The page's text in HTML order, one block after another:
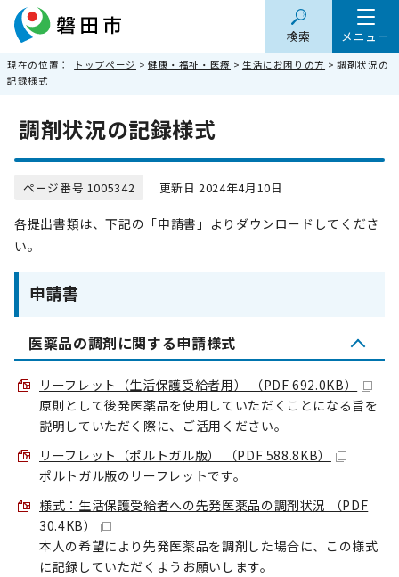
メニュー
検索
現在の位置： トップページ > 健康・福祉・医療 > 生活にお困りの方 > 調剤状況の
記録様式
調剤状況の記録様式
ページ番号 1005342 更新日 2024年4月10日
各提出書類は、下記の「申請書」よりダウンロードしてくださ
い。
申請書
医薬品の調剤に関する申請様式
リーフレット（生活保護受給者用） （PDF 692.0KB）
原則として後発医薬品を使用していただくことになる旨を
説明していただく際に、ご活用ください。
リーフレット（ポルトガル版） （PDF 588.8KB）
ポルトガル版のリーフレットです。
様式：生活保護受給者への先発医薬品の調剤状況 （PDF
30.4KB）
本人の希望により先発医薬品を調剤した場合に、この様式
に記録していただくようお願いします。